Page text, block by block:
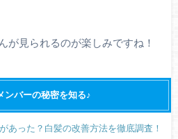
が見られるのが楽しみですね！
ンバーの秘密を知る♪
あった？白髪の改善方法を徹底調査！